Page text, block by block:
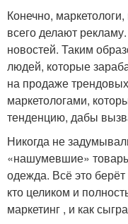
Конечно,
всего делают
новостей. Таким
людей, которые
на продаже
маркетологами,
тенденцию, дабы
Никогда не
«нашумевшие»
одежда. Всё это берёт
кто целиком и
маркетинг , и как